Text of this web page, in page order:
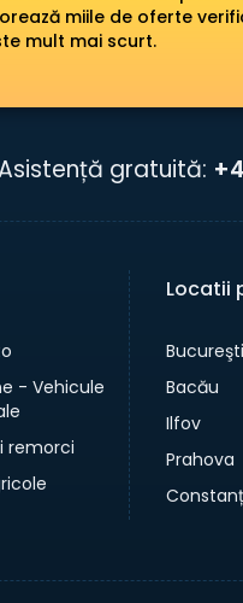
miile de oferte
mult mai scurt.
gratuită:
- Vehicule
remorci
Locatii
Bucureşti
Bacău
Ilfov
Prahova